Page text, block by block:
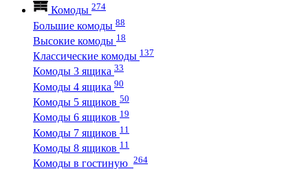
Комоды 274
Большие комоды 88
Высокие комоды 18
Классические комоды 137
Комоды 3 ящика 33
Комоды 4 ящика 90
Комоды 5 ящиков 50
Комоды 6 ящиков 19
Комоды 7 ящиков 11
Комоды 8 ящиков 11
Комоды в гостиную 264